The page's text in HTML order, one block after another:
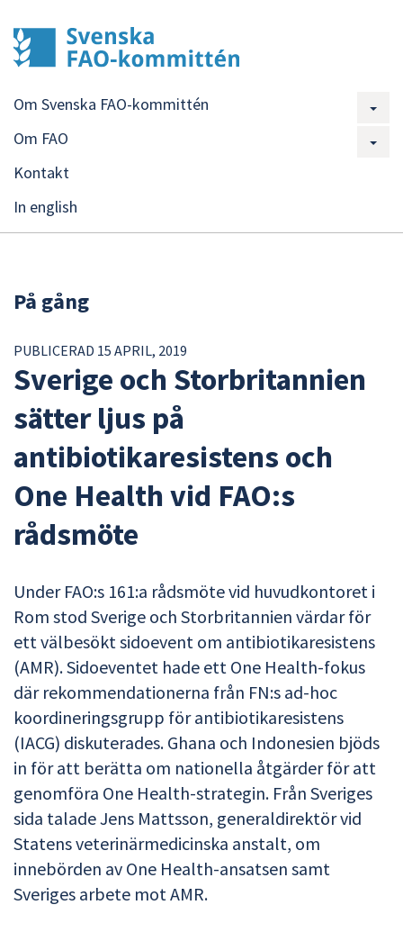
Om Svenska FAO-kommittén
Om FAO
Kontakt
In english
På gång
PUBLICERAD 15 APRIL, 2019
Sverige och Storbritannien
sätter ljus på
antibiotikaresistens och
One Health vid FAO:s
rådsmöte
Under FAO:s 161:a rådsmöte vid huvudkontoret i
Rom stod Sverige och Storbritannien värdar för
ett välbesökt sidoevent om antibiotikaresistens
(AMR). Sidoeventet hade ett One Health-fokus
där rekommendationerna från FN:s ad-hoc
koordineringsgrupp för antibiotikaresistens
(IACG) diskuterades. Ghana och Indonesien bjöds
in för att berätta om nationella åtgärder för att
genomföra One Health-strategin. Från Sveriges
sida talade Jens Mattsson, generaldirektör vid
Statens veterinärmedicinska anstalt, om
innebörden av One Health-ansatsen samt
Sveriges arbete mot AMR.